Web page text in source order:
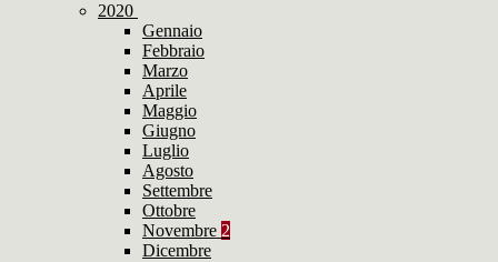
2020
Gennaio
Febbraio
Marzo
Aprile
Maggio
Giugno
Luglio
Agosto
Settembre
Ottobre
Novembre 2
Dicembre